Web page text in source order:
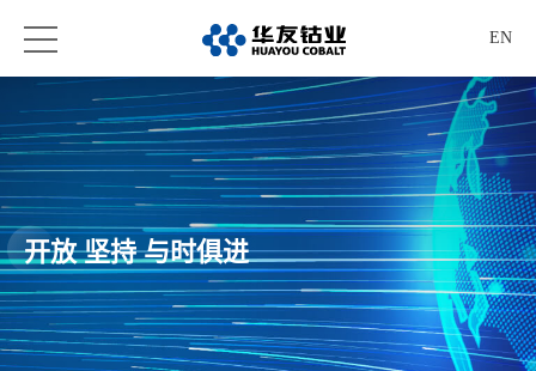
EN
开放 坚持 与时俱进